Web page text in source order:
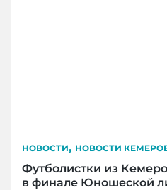
НОВОСТИ, НОВОСТИ
Футболистки из
в финале Юношеской